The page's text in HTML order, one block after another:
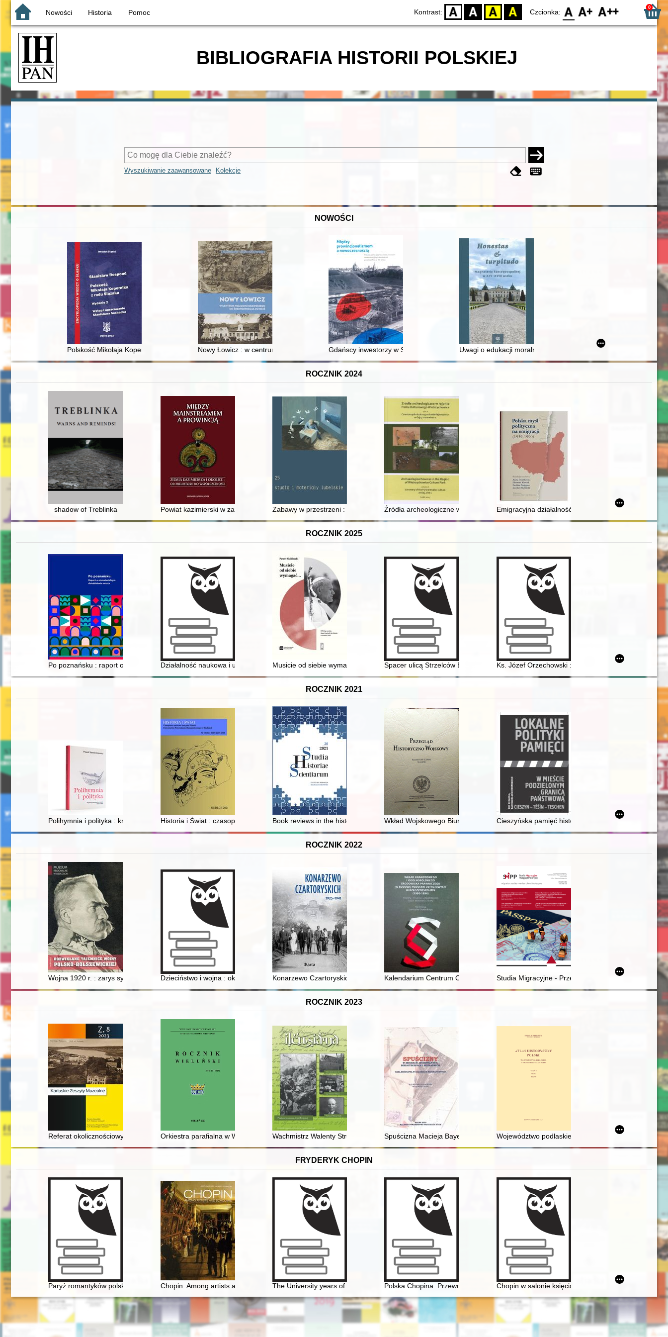
Nowości Historia Pomoc Kontrast: D BW YB BY Czcionka: F0 F1 F2 0
BIBLIOGRAFIA HISTORII POLSKIEJ
Wyszukiwanie zaawansowane Kolekcje
NOWOŚCI
Polskość Mikołaja Kopernika z rodu ŚlązakaNowy Łowicz : w centrum poligonu drawskiego od średniowiecza do dziśGdańscy inwestorzy w Sopocie : prestiż finansowy i towarzyski lokalnego mieszczaństwa w 2. poł. XIX w
Uwagi o edukacji moralnej synów szlacheckich w XVI-wiecznej
ROCZNIK 2024
shadow of Treblinka Powiat kazimierski w zainteresowaniach archeologów od XIX do połowy XX wieku
Zabawy w przestrzeni : "Rzeźba napowietrzna" Edwarda Krasińskiego = Games in space : Edward Krasiński's "Overhead
Źródła archeologiczne w rejonie Parku Kulturowego Wietrzychowice. T. 2,
Emigracyjna działalność i myśl polityczna Jędrzeja
ROCZNIK 2025
Po poznańsku : raport o niematerialnym dziedzictwie miastaDziałalność naukowa i upowszechniająca badania naukowe Ośrodka Badań Historii Kobiet Instytutu Studiów Kobiecych w 2024 r
Musicie od siebie wymagać... : II pielgrzymka Jana Pawła II do Polski, czerwiec 1983
Spacer ulicą Strzelców Bytomskich w OpoluKs. Józef Orzechowski : na okoliczność: roku
ROCZNIK 2021
Polihymnia i polityka : krytycy muzyczni w Łodzi 1939-1989Historia i Świat : czasopismo naukowe Instytutu Historii Uniwersytetu Przyrodniczo-Humanistycznego w Siedlcach. Nr 10
Book reviews in the history of knowledge = Recenzje książek z zakresu historii wiedzy
Wkład Wojskowego Biura Historycznego w obchody stulecia powstania listopadowego
Cieszyńska pamięć historyczna, czyli tramwajem do
ROCZNIK 2022
Wojna 1920 r. : zarys sytuacji Dzieciństwo i wojna : okruchy wspomnień : nieprawdopodobne a jednak
Konarzewo Czartoryskich : 1925-1941Kalendarium Centrum Obywatelskich Inicjatyw Ustawodawczych NSZZ "Solidarność"
Studia Migracyjne - Przegląd Polonijny. R. 48, nr 3
ROCZNIK 2023
Referat okolicznościowy wygłoszony podczas uroczystej sesji z okazji 100-lecia Miasta Kartuzy
Orkiestra parafialna w Wieluniu w świetle poświadczenia notariusza Antoniego Kowalskiego (1846)
Wachmistrz Walenty Struzik - ułan 1 Pułku Ułanów Krechowieckich z Łobzowa
Spuścizna Macieja Bayera w zbiorach rękopiśmiennych Biblioteki Naukowej PAU i PAN w
Województwo podlaskie w drugiej połowie XVI wieku.
FRYDERYK CHOPIN
Paryż romantyków polskich: Mickiewicz, Słowacki, Chopin, Krasiński, Norwid
Chopin. Among artists and scholars The University years of Fryderyk ChopinPolska Chopina. Przewodnik po miejscach związanych z pobytem kompozytora
Chopin w salonie księcia Antoniego Radziwiłła".